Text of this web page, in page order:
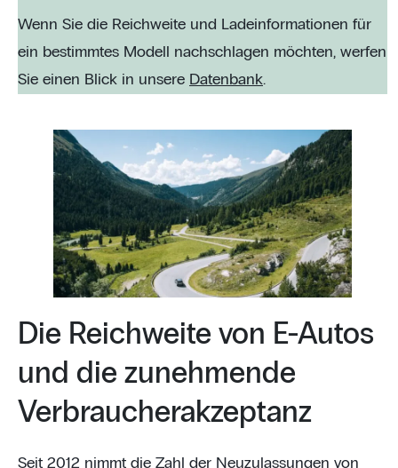
Wenn Sie die Reichweite und Ladeinformationen für
ein bestimmtes Modell nachschlagen möchten, werfen
Sie einen Blick in unsere Datenbank.
Die Reichweite von E-Autos
und die zunehmende
Verbraucherakzeptanz
Seit 2012 nimmt die Zahl der Neuzulassungen von